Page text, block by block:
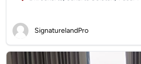
SignaturelandPro